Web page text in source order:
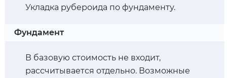
Укладка рубероида по фундаменту.
Фундамент
В базовую стоимость не входит,
рассчитывается отдельно. Возможные